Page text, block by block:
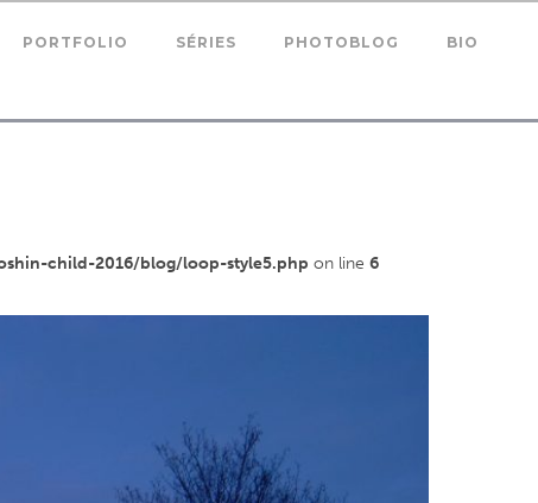
PORTFOLIO SÉRIES PHOTOBLOG BIO
child-2016/blog/loop-style5.php on line 6